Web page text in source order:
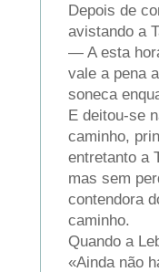
Depois de
avistando a
— A esta
vale a pena
soneca
E deitou-se
caminho,
entretanto a
mas sem
contendora
caminho.
Quando a
«Ainda não